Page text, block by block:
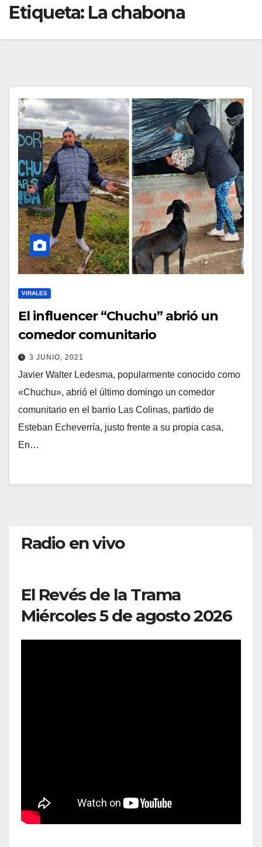
Etiqueta: La chabona
VIRALES
El influencer “Chuchu” abrió un
comedor comunitario
3 JUNIO, 2021
Javier Walter Ledesma, popularmente conocido como
«Chuchu», abrió el último domingo un comedor
comunitario en el barrio Las Colinas, partido de
Esteban Echeverría, justo frente a su propia casa.
En…
Radio en vivo
El Revés de la Trama
Miércoles 5 de agosto 2026